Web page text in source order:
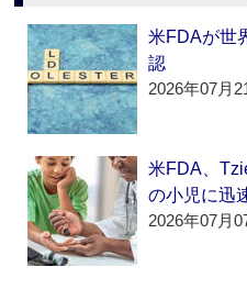
米FDAが世
認
2026年07月
米FDA、
の小児に迅
2026年07月